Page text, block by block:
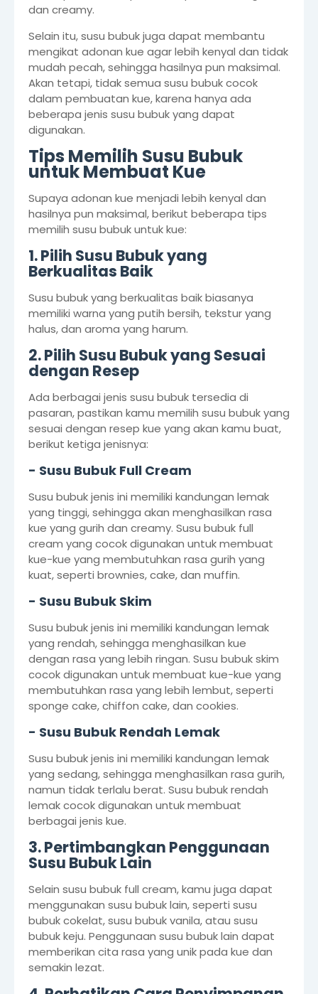
dan creamy.
Selain itu, susu bubuk juga dapat membantu
mengikat adonan kue agar lebih kenyal dan tidak
mudah pecah, sehingga hasilnya pun maksimal.
Akan tetapi, tidak semua susu bubuk cocok
dalam pembuatan kue, karena hanya ada
beberapa jenis susu bubuk yang dapat
digunakan.
Tips Memilih Susu Bubuk
untuk Membuat Kue
Supaya adonan kue menjadi lebih kenyal dan
hasilnya pun maksimal, berikut beberapa tips
memilih susu bubuk untuk kue:
1. Pilih Susu Bubuk yang
Berkualitas Baik
Susu bubuk yang berkualitas baik biasanya
memiliki warna yang putih bersih, tekstur yang
halus, dan aroma yang harum.
2. Pilih Susu Bubuk yang Sesuai
dengan Resep
Ada berbagai jenis susu bubuk tersedia di
pasaran, pastikan kamu memilih susu bubuk yang
sesuai dengan resep kue yang akan kamu buat,
berikut ketiga jenisnya:
- Susu Bubuk Full Cream
Susu bubuk jenis ini memiliki kandungan lemak
yang tinggi, sehingga akan menghasilkan rasa
kue yang gurih dan creamy. Susu bubuk full
cream yang cocok digunakan untuk membuat
kue-kue yang membutuhkan rasa gurih yang
kuat, seperti brownies, cake, dan muffin.
- Susu Bubuk Skim
Susu bubuk jenis ini memiliki kandungan lemak
yang rendah, sehingga menghasilkan kue
dengan rasa yang lebih ringan. Susu bubuk skim
cocok digunakan untuk membuat kue-kue yang
membutuhkan rasa yang lebih lembut, seperti
sponge cake, chiffon cake, dan cookies.
- Susu Bubuk Rendah Lemak
Susu bubuk jenis ini memiliki kandungan lemak
yang sedang, sehingga menghasilkan rasa gurih,
namun tidak terlalu berat. Susu bubuk rendah
lemak cocok digunakan untuk membuat
berbagai jenis kue.
3. Pertimbangkan Penggunaan
Susu Bubuk Lain
Selain susu bubuk full cream, kamu juga dapat
menggunakan susu bubuk lain, seperti susu
bubuk cokelat, susu bubuk vanila, atau susu
bubuk keju. Penggunaan susu bubuk lain dapat
memberikan cita rasa yang unik pada kue dan
semakin lezat.